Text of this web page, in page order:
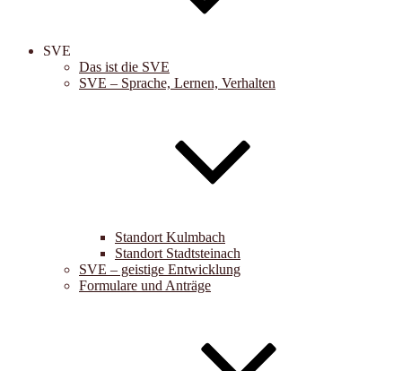
SVE
Das ist die SVE
SVE – Sprache, Lernen, Verhalten
Standort Kulmbach
Standort Stadtsteinach
SVE – geistige Entwicklung
Formulare und Anträge